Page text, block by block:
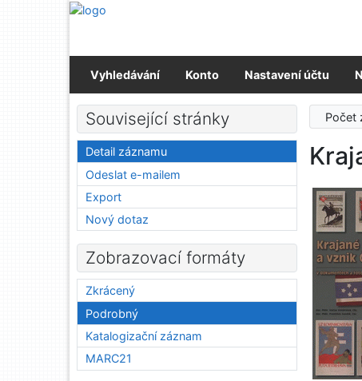
Přejít na obsah
Vyhledávání Konto Nastavení účtu
Počet
Související stránky
Detail záznamu
Odeslat e-mailem
Export
Nový dotaz
Zobrazovací formáty
Zkrácený
Podrobný
Katalogizační záznam
MARC21